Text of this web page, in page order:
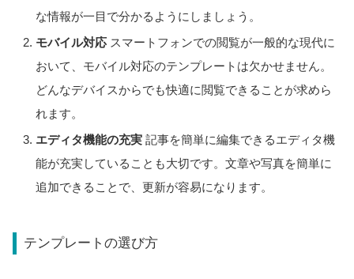
な情報が一目で分かるようにしましょう。
モバイル対応 スマートフォンでの閲覧が一般的な現代に
おいて、モバイル対応のテンプレートは欠かせません。
どんなデバイスからでも快適に閲覧できることが求めら
れます。
エディタ機能の充実 記事を簡単に編集できるエディタ機
能が充実していることも大切です。文章や写真を簡単に
追加できることで、更新が容易になります。
テンプレートの選び方